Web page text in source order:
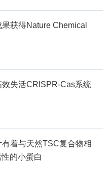
获得Nature Chemical
效失活CRISPR-Cas系统
有着与天然TSC复合物相
的小蛋白